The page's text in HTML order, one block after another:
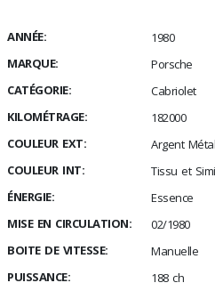
ANNÉE:
1980
MARQUE:
Porsche
CATÉGORIE:
Cabriolet
KILOMÉTRAGE:
182000
COULEUR EXT:
Argent
COULEUR INT:
Tissu et
ÉNERGIE:
Essence
MISE EN CIRCULATION:
02/1980
BOITE DE VITESSE:
Manuelle
PUISSANCE:
188 ch